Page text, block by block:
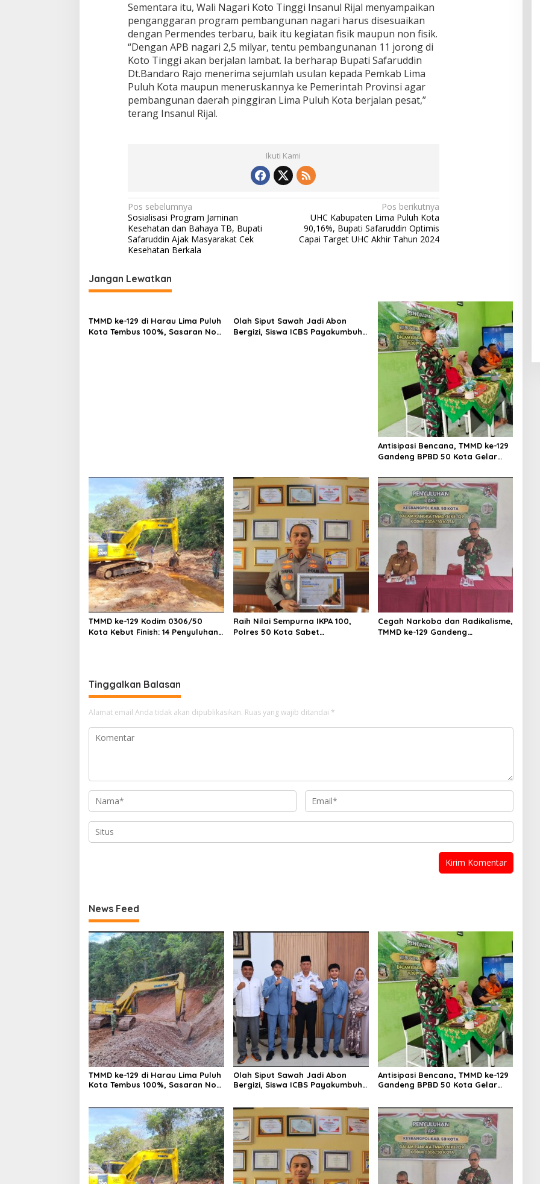
a
m
P
r
i
o
r
t
a
s
u
n
a
n
Sementara itu, Wali Nagari Koto Tinggi Insanul Rijal menyampaikan
penganggaran program pembangunan nagari harus disesuaikan
dengan Permendes terbaru, baik itu kegiatan fisik maupun non fisik.
“Dengan APB nagari 2,5 milyar, tentu pembangunanan 11 jorong di
Koto Tinggi akan berjalan lambat. Ia berharap Bupati Safaruddin
Dt.Bandaro Rajo menerima sejumlah usulan kepada Pemkab Lima
Puluh Kota maupun meneruskannya ke Pemerintah Provinsi agar
pembangunan daerah pinggiran Lima Puluh Kota berjalan pesat,”
terang Insanul Rijal.
Ikuti Kami
N
a
v
g
a
i
Pos sebelumnya
Sosialisasi Program Jaminan
Kesehatan dan Bahaya TB, Bupati
Safaruddin Ajak Masyarakat Cek
Kesehatan Berkala
Pos berikutnya
UHC Kabupaten Lima Puluh Kota
90,16%, Bupati Safaruddin Optimis
Capai Target UHC Akhir Tahun 2024
Jangan Lewatkan
TMMD ke-129 di Harau Lima Puluh
Kota Tembus 100%, Sasaran Non
Olah Siput Sawah Jadi Abon
Bergizi, Siswa ICBS Payakumbuh
Antisipasi Bencana, TMMD ke-129
Gandeng BPBD 50 Kota Gelar
TMMD ke-129 Kodim 0306/50
Kota Kebut Finish: 14 Penyuluhan
Raih Nilai Sempurna IKPA 100,
Polres 50 Kota Sabet
Cegah Narkoba dan Radikalisme,
TMMD ke-129 Gandeng
Tinggalkan Balasan
Alamat email Anda tidak akan dipublikasikan. Ruas yang wajib ditandai *
News Feed
TMMD ke-129 di Harau Lima Puluh
Kota Tembus 100%, Sasaran Non
Olah Siput Sawah Jadi Abon
Bergizi, Siswa ICBS Payakumbuh
Antisipasi Bencana, TMMD ke-129
Gandeng BPBD 50 Kota Gelar